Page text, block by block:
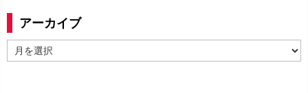
アーカイブ
ー